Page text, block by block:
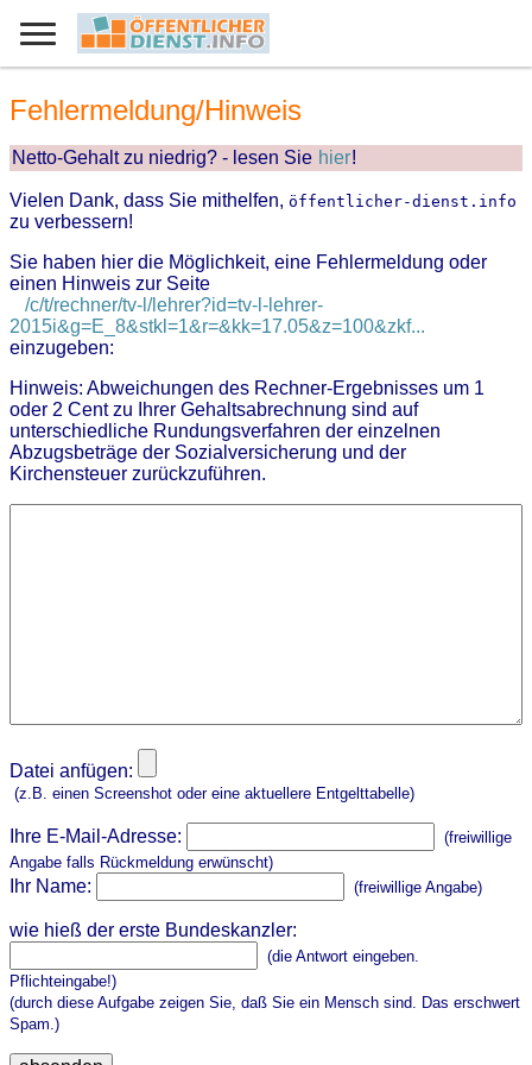
Fehlermeldung/Hinweis
Netto-Gehalt zu niedrig? - lesen Sie hier!
Vielen Dank, dass Sie mithelfen, öffentlicher-dienst.info
zu verbessern!
Sie haben hier die Möglichkeit, eine Fehlermeldung oder
einen Hinweis zur Seite
/c/t/rechner/tv-l/lehrer?id=tv-l-lehrer-
2015i&g=E_8&stkl=1&r=&kk=17.05&z=100&zkf...
einzugeben:
Hinweis: Abweichungen des Rechner-Ergebnisses um 1
oder 2 Cent zu Ihrer Gehaltsabrechnung sind auf
unterschiedliche Rundungsverfahren der einzelnen
Abzugsbeträge der Sozialversicherung und der
Kirchensteuer zurückzuführen.
Datei anfügen:
(z.B. einen Screenshot oder eine aktuellere Entgelttabelle)
Ihre E-Mail-Adresse:
(freiwillige
Angabe falls Rückmeldung erwünscht)
Ihr Name: (freiwillige Angabe)
wie hieß der erste Bundeskanzler:
(die Antwort eingeben.
Pflichteingabe!)
(durch diese Aufgabe zeigen Sie, daß Sie ein Mensch sind. Das erschwert
Spam.)